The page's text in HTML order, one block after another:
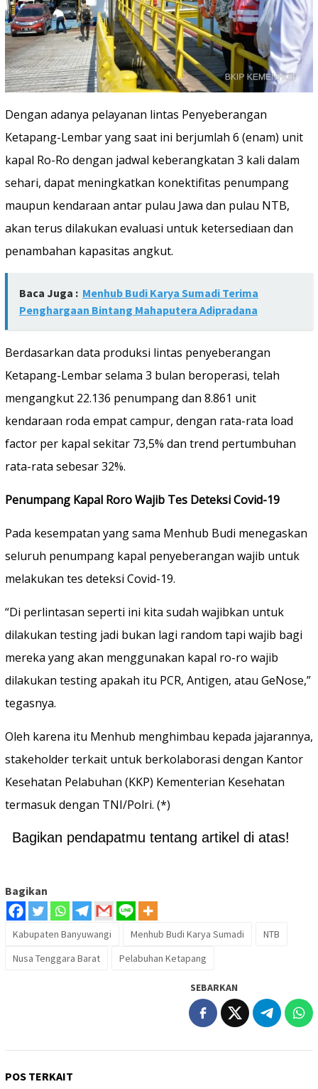
Dengan adanya pelayanan lintas Penyeberangan
Ketapang-Lembar yang saat ini berjumlah 6 (enam) unit
kapal Ro-Ro dengan jadwal keberangkatan 3 kali dalam
sehari, dapat meningkatkan konektifitas penumpang
maupun kendaraan antar pulau Jawa dan pulau NTB,
akan terus dilakukan evaluasi untuk ketersediaan dan
penambahan kapasitas angkut.
Baca Juga : Menhub Budi Karya Sumadi Terima
Penghargaan Bintang Mahaputera Adipradana
Berdasarkan data produksi lintas penyeberangan
Ketapang-Lembar selama 3 bulan beroperasi, telah
mengangkut 22.136 penumpang dan 8.861 unit
kendaraan roda empat campur, dengan rata-rata load
factor per kapal sekitar 73,5% dan trend pertumbuhan
rata-rata sebesar 32%.
Penumpang Kapal Roro Wajib Tes Deteksi Covid-19
Pada kesempatan yang sama Menhub Budi menegaskan
seluruh penumpang kapal penyeberangan wajib untuk
melakukan tes deteksi Covid-19.
“Di perlintasan seperti ini kita sudah wajibkan untuk
dilakukan testing jadi bukan lagi random tapi wajib bagi
mereka yang akan menggunakan kapal ro-ro wajib
dilakukan testing apakah itu PCR, Antigen, atau GeNose,”
tegasnya.
Oleh karena itu Menhub menghimbau kepada jajarannya,
stakeholder terkait untuk berkolaborasi dengan Kantor
Kesehatan Pelabuhan (KKP) Kementerian Kesehatan
termasuk dengan TNI/Polri. (*)
Bagikan pendapatmu tentang artikel di atas!
Bagikan
Kabupaten Banyuwangi Menhub Budi Karya Sumadi
NTB
Nusa Tenggara Barat
Pelabuhan Ketapang
SEBARKAN
POS TERKAIT